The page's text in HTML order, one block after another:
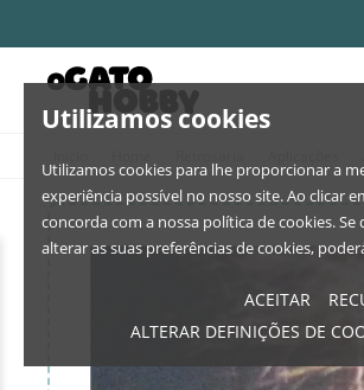
Utilizamos cookies
Utilizamos cookies para lhe proporcionar a
experiência possível no nosso site. Ao clicar
concorda com a nossa política de cookies. Se
alterar as suas preferências de cookies,
ACEITAR
ALTERAR DEFINIÇÕES DE